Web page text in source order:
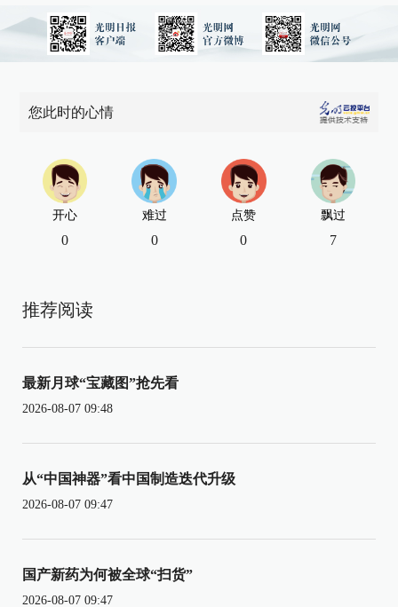
您此时的心情
开心
0
难过
0
点赞
0
飘过
7
推荐阅读
最新月球“宝藏图”抢先看
2026-08-07 09:48
从“中国神器”看中国制造迭代升级
2026-08-07 09:47
国产新药为何被全球“扫货”
2026-08-07 09:47